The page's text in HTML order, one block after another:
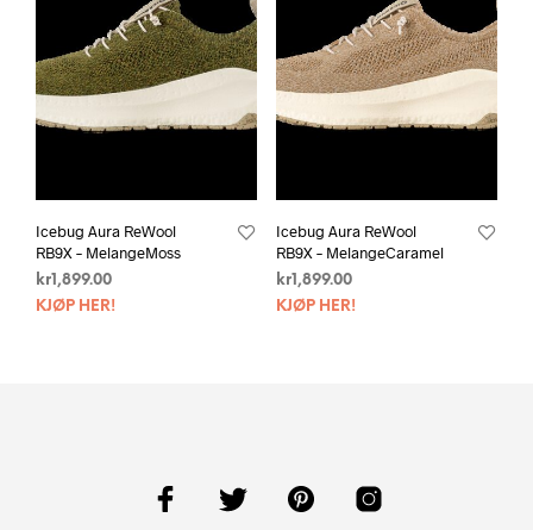
Icebug Aura ReWool
RB9X – MelangeMoss
kr 1,899.00
KJØP HER!
Icebug Aura ReWool
RB9X – MelangeCaramel
kr1,899.00
KJØP HER!